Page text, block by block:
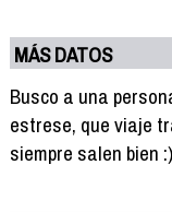
MÁS DATOS
Busco a una
estrese, que viaje
siempre salen bien :)